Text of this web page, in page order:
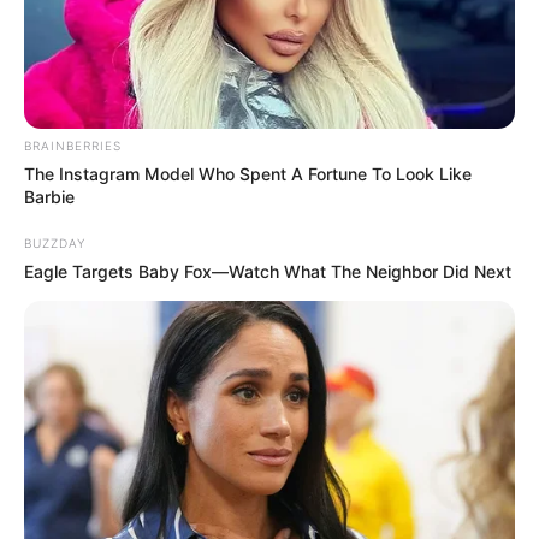
QUINTE 25-08-2024
Pronostic Quinté+ du PMU à DEAUVILLE et
Spécial Tocard pour le Programme du 25
Août 2024 – PRIX RESORT BARRIERE
DEAUVILLE-TROUVILLE
Quinté du jour le PRIX RESORT BARRIERE DEAUVILLE-
TROUVILLE à DEAUVILLE – Plat – 1500m – 16 Partants –
BRAINBERRIES
The Instagram Model Who Spent A Fortune To Look Like
Barbie
BUZZDAY
Eagle Targets Baby Fox—Watch What The Neighbor Did Next